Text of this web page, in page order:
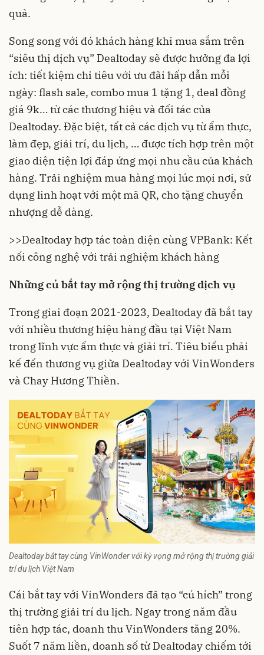
quả.
Song song với đó khách hàng khi mua sắm trên
“siêu thị dịch vụ” Dealtoday sẽ được hưởng đa lợi
ích: tiết kiệm chi tiêu với ưu đãi hấp dẫn mỗi
ngày: flash sale, combo mua 1 tặng 1, deal đồng
giá 9k… từ các thương hiệu và đối tác của
Dealtoday. Đặc biệt, tất cả các dịch vụ từ ẩm thực,
làm đẹp, giải trí, du lịch, … được tích hợp trên một
giao diện tiện lợi đáp ứng mọi nhu cầu của khách
hàng. Trải nghiệm mua hàng mọi lúc mọi nơi, sử
dụng linh hoạt với một mã QR, cho tặng chuyển
nhượng dễ dàng.
>>Dealtoday hợp tác toàn diện cùng VPBank: Kết
nối công nghệ với trải nghiệm khách hàng
Những cú bắt tay mở rộng thị trường dịch vụ
Trong giai đoạn 2021-2023, Dealtoday đã bắt tay
với nhiều thương hiệu hàng đầu tại Việt Nam
trong lĩnh vực ẩm thực và giải trí. Tiêu biểu phải
kế đến thương vụ giữa Dealtoday với VinWonders
và Chay Hương Thiền.
Dealtoday bắt tay cùng VinWonder với kỳ vọng mở rộng thị trường giải
trí du lịch Việt Nam
Cái bắt tay với VinWonders đã tạo “cú hích” trong
thị trường giải trí du lịch. Ngay trong năm đầu
tiên hợp tác, doanh thu VinWonders tăng 20%.
Suốt 7 năm liền, doanh số từ Dealtoday chiếm tới